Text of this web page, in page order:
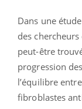
Dans une
des chercheurs
peut-être
progression
l’équilibre
fibroblastes